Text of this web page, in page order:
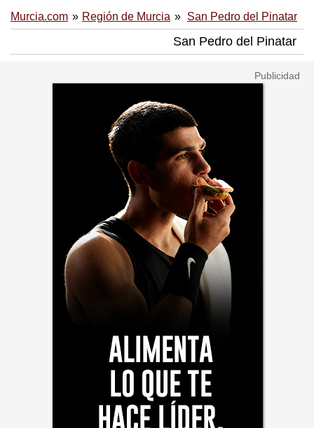
Murcia.com Región de Murcia San Pedro del Pinatar
San Pedro del Pinatar